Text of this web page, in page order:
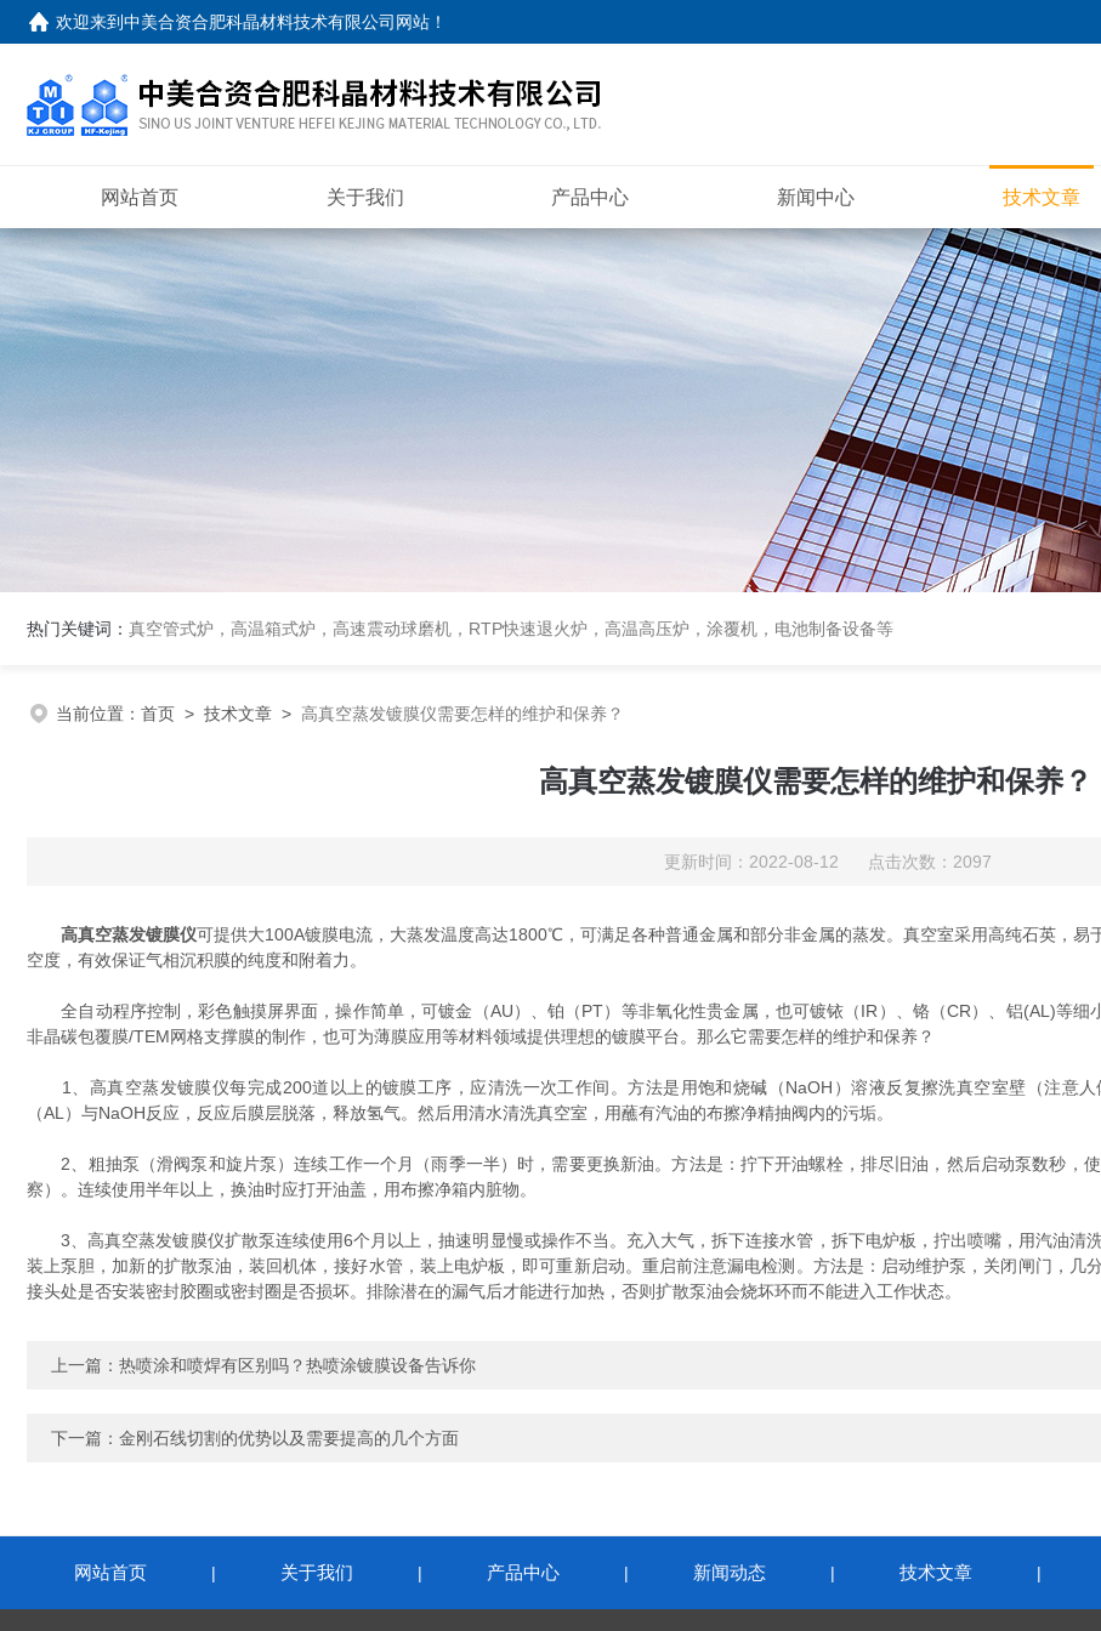
欢迎来到中美合资合肥科晶材料技术有限公司网站 ！
网站首页 关于我们 产品中心 新闻中心 技术文章
热门关键词： 真空管式炉，高温箱式炉，高速震动球磨机，RTP快速退火炉，高温高压炉，涂覆机，电池制备设备等
当前位置： 首页 > 技术文章 > 高真空蒸发镀膜仪需要怎样的维护和保养？
高真空蒸发镀膜仪需要怎样的维护和保养？
更新时间：2022-08-12 点击次数：2097
高真空蒸发镀膜仪可提供大100A镀膜电流，大蒸发温度高达1800℃，可满足各种普通金属和部分非金属的蒸发。真空室采用高纯石英，易
空度，有效保证气相沉积膜的纯度和附着力。
全自动程序控制，彩色触摸屏界面，操作简单，可镀金（AU）、铂（PT）等非氧化性贵金属，也可镀铱（IR）、铬（CR）、铝(AL)等细
非晶碳包覆膜/TEM网格支撑膜的制作，也可为薄膜应用等材料领域提供理想的镀膜平台。那么它需要怎样的维护和保养？
1、高真空蒸发镀膜仪每完成200道以上的镀膜工序，应清洗一次工作间。方法是用饱和烧碱（NaOH）溶液反复擦洗真空室壁（注意
（AL）与NaOH反应，反应后膜层脱落，释放氢气。然后用清水清洗真空室，用蘸有汽油的布擦净精抽阀内的污垢。
2、粗抽泵（滑阀泵和旋片泵）连续工作一个月（雨季一半）时，需要更换新油。方法是：拧下开油螺栓，排尽旧油，然后启动泵数秒，
察）。连续使用半年以上，换油时应打开油盖，用布擦净箱内脏物。
3、高真空蒸发镀膜仪扩散泵连续使用6个月以上，抽速明显慢或操作不当。充入大气，拆下连接水管，拆下电炉板，拧出喷嘴，用汽油清
装上泵胆，加新的扩散泵油，装回机体，接好水管，装上电炉板，即可重新启动。重启前注意漏电检测。方法是：启动维护泵，关闭闸门，
接头处是否安装密封胶圈或密封圈是否损坏。排除潜在的漏气后才能进行加热，否则扩散泵油会烧坏环而不能进入工作状态。
上一篇： 热喷涂和喷焊有区别吗？热喷涂镀膜设备告诉你
下一篇： 金刚石线切割的优势以及需要提高的几个方面
网站首页 | 关于我们 | 产品中心 | 新闻动态 | 技术文章 |